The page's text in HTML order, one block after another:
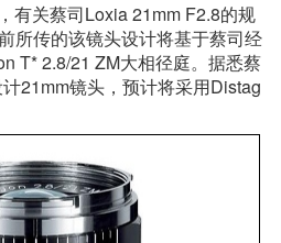
有关蔡司Loxia 21mm F2.8的规
所传的该镜头设计将基于蔡司经
T* 2.8/21 ZM大相径庭。据悉蔡
21mm镜头，预计将采用Distag